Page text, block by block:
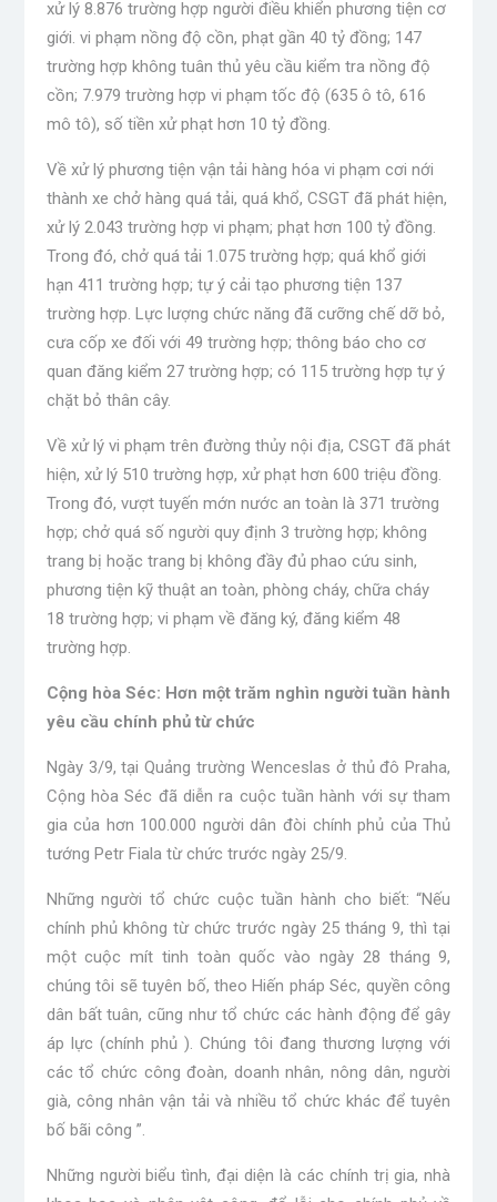
xử lý 8.876 trường hợp người điều khiển phương tiện cơ
giới. vi phạm nồng độ cồn, phạt gần 40 tỷ đồng; 147
trường hợp không tuân thủ yêu cầu kiểm tra nồng độ
cồn; 7.979 trường hợp vi phạm tốc độ (635 ô tô, 616
mô tô), số tiền xử phạt hơn 10 tỷ đồng.
Về xử lý phương tiện vận tải hàng hóa vi phạm cơi nới
thành xe chở hàng quá tải, quá khổ, CSGT đã phát hiện,
xử lý 2.043 trường hợp vi phạm; phạt hơn 100 tỷ đồng.
Trong đó, chở quá tải 1.075 trường hợp; quá khổ giới
hạn 411 trường hợp; tự ý cải tạo phương tiện 137
trường hợp. Lực lượng chức năng đã cưỡng chế dỡ bỏ,
cưa cốp xe đối với 49 trường hợp; thông báo cho cơ
quan đăng kiểm 27 trường hợp; có 115 trường hợp tự ý
chặt bỏ thân cây.
Về xử lý vi phạm trên đường thủy nội địa, CSGT đã phát
hiện, xử lý 510 trường hợp, xử phạt hơn 600 triệu đồng.
Trong đó, vượt tuyến mớn nước an toàn là 371 trường
hợp; chở quá số người quy định 3 trường hợp; không
trang bị hoặc trang bị không đầy đủ phao cứu sinh,
phương tiện kỹ thuật an toàn, phòng cháy, chữa cháy
18 trường hợp; vi phạm về đăng ký, đăng kiểm 48
trường hợp.
Cộng hòa Séc: Hơn một trăm nghìn người tuần hành
yêu cầu chính phủ từ chức
Ngày 3/9, tại Quảng trường Wenceslas ở thủ đô Praha,
Cộng hòa Séc đã diễn ra cuộc tuần hành với sự tham
gia của hơn 100.000 người dân đòi chính phủ của Thủ
tướng Petr Fiala từ chức trước ngày 25/9.
Những người tổ chức cuộc tuần hành cho biết: “Nếu
chính phủ không từ chức trước ngày 25 tháng 9, thì tại
một cuộc mít tinh toàn quốc vào ngày 28 tháng 9,
chúng tôi sẽ tuyên bố, theo Hiến pháp Séc, quyền công
dân bất tuân, cũng như tổ chức các hành động để gây
áp lực (chính phủ ). Chúng tôi đang thương lượng với
các tổ chức công đoàn, doanh nhân, nông dân, người
già, công nhân vận tải và nhiều tổ chức khác để tuyên
bố bãi công ”.
Những người biểu tình, đại diện là các chính trị gia, nhà